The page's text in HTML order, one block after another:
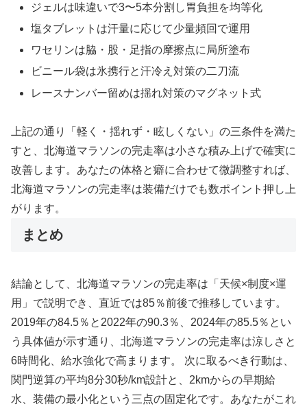
ジェルは味違いで3〜5本分割し胃負担を均等化
塩タブレットは汗量に応じて少量頻回で運用
ワセリンは脇・股・足指の摩擦点に局所塗布
ビニール袋は氷携行と汗冷え対策の二刀流
レースナンバー留めは揺れ対策のマグネット式
上記の通り「軽く・揺れず・眩しくない」の三条件を満た
すと、北海道マラソンの完走率は小さな積み上げで確実に
改善します。あなたの体格と癖に合わせて微調整すれば、
北海道マラソンの完走率は装備だけでも数ポイント押し上
がります。
まとめ
結論として、北海道マラソンの完走率は「天候×制度×運
用」で説明でき、直近では85％前後で推移しています。
2019年の84.5％と2022年の90.3％、2024年の85.5％とい
う具体値が示す通り、北海道マラソンの完走率は涼しさと
6時間化、給水強化で高まります。 次に取るべき行動は、
関門逆算の平均8分30秒/km設計と、2kmからの早期給
水、装備の最小化という三点の固定化です。あなたがこれ